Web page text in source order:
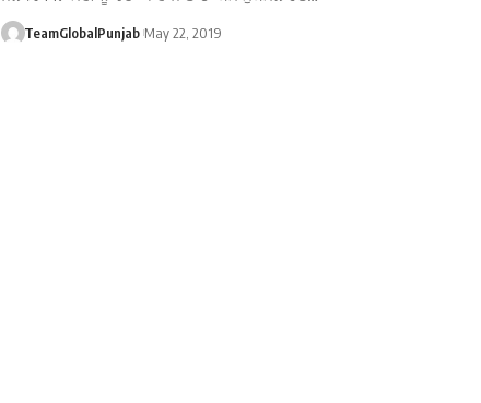
TeamGlobalPunjab May 22, 2019